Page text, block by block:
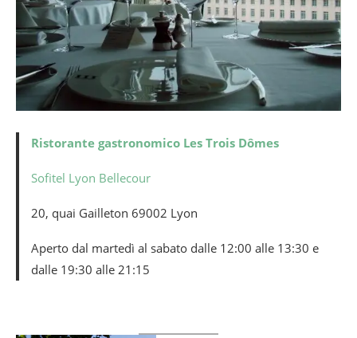
Ristorante gastronomico Les Trois Dômes
Sofitel Lyon Bellecour
20, quai Gailleton 69002 Lyon
Aperto dal martedì al sabato dalle 12:00 alle 13:30 e
dalle 19:30 alle 21:15